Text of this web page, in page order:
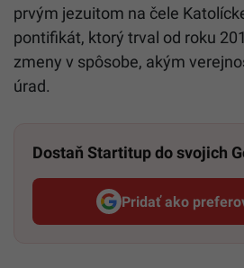
prvým jezuitom na čele
pontifikát, ktorý trval od roku
zmeny v spôsobe, akým
úrad.
Dostaň Startitup do svojich
Pridať ako